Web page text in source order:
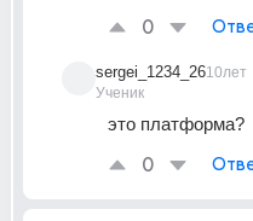
0
sergei_1234_26
Ученик
10лет
это платформа?
0